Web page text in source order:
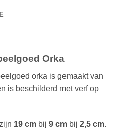
Orka
orka is gemaakt van
is beschilderd met verf op
19 cm bij 9 cm bij 2,5 cm.